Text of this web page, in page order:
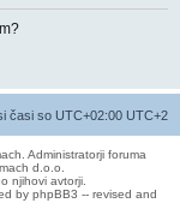
časi so UTC+02:00 UTC+2
Administratorji foruma
d.o.o.
njihovi avtorji.
by phpBB3 -- revised and